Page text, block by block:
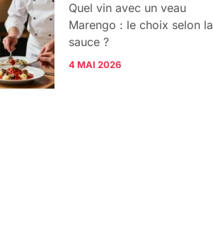
Quel vin avec un veau
Marengo : le choix selon la
sauce ?
4 MAI 2026